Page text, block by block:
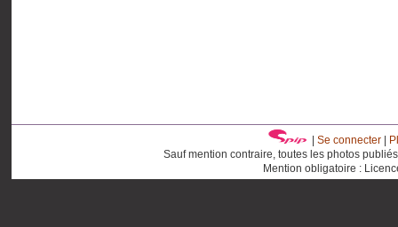
Se connecter|
Sauf mention contraire, toutes les photos
Mention obligatoire :